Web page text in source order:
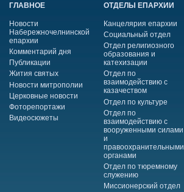
ГЛАВНОЕ
Новости
Набережночелнинской
епархии
Комментарий дня
Публикации
Жития святых
Новости митрополии
Церковные новости
Фоторепортажи
Видеосюжеты
ОТДЕЛЫ ЕПАРХИИ
Канцелярия епархии
Социальный отдел
Отдел религиозного
образования и
катехизации
Отдел по
взаимодействию с
казачеством
Отдел по культуре
Отдел по
взаимодействию с
вооруженными силами
и
правоохранительными
органами
Отдел по тюремному
служению
Миссионерский отдел